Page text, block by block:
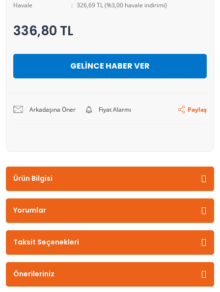
Havale
326,69 TL (%3,00 havale indirimi)
336,80 TL
GELİNCE HABER VER
Arkadaşına Öner Fiyat Alarmı Paylaş
Ürün Bilgisi
Yorumlar
Taksit Seçenekleri
Önerileriniz